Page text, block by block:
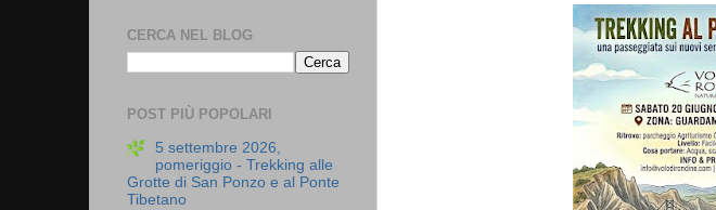
CERCA NEL BLOG
POST PIÙ POPOLARI
5 settembre 2026,
pomeriggio - Trekking alle
Grotte di San Ponzo e al Ponte
Tibetano